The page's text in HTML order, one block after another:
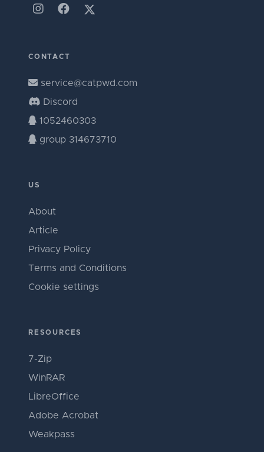
CONTACT
service@catpwd.com
Discord
1052460303
group 314673710
US
About
Article
Privacy Policy
Terms and Conditions
Cookie settings
RESOURCES
7-Zip
WinRAR
LibreOffice
Adobe Acrobat
Weakpass